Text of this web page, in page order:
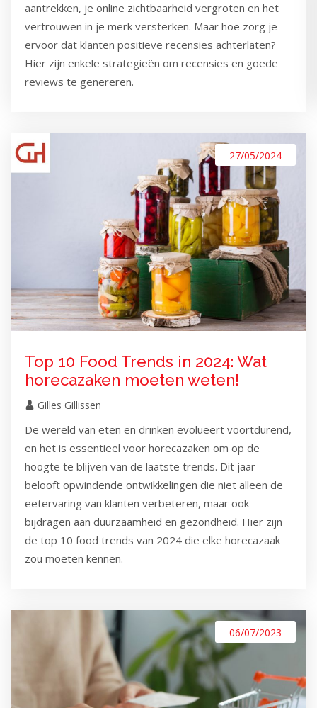
aantrekken, je online zichtbaarheid vergroten en het
vertrouwen in je merk versterken. Maar hoe zorg je
ervoor dat klanten positieve recensies achterlaten?
Hier zijn enkele strategieën om recensies en goede
reviews te genereren.
27/05/2024
Top 10 Food Trends in 2024: Wat
horecazaken moeten weten!
Gilles Gillissen
De wereld van eten en drinken evolueert voortdurend,
en het is essentieel voor horecazaken om op de
hoogte te blijven van de laatste trends. Dit jaar
belooft opwindende ontwikkelingen die niet alleen de
eetervaring van klanten verbeteren, maar ook
bijdragen aan duurzaamheid en gezondheid. Hier zijn
de top 10 food trends van 2024 die elke horecazaak
zou moeten kennen.
06/07/2023